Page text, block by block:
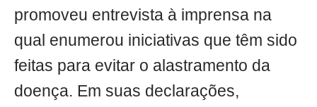
promoveu entrevista à imprensa na
qual enumerou iniciativas que têm sido
feitas para evitar o alastramento da
doença. Em suas declarações,